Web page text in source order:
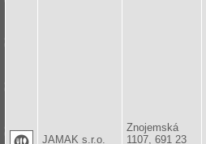
JAMAK s.r.o.
Znojemská
1107, 691 23